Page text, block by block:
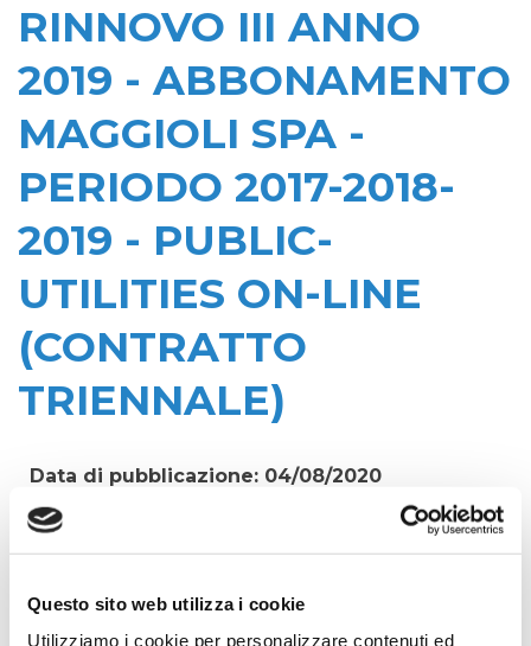
Questo sito web utilizza i cookie
Utilizziamo i cookie per personalizzare contenuti ed
RINNOVO III ANNO
2019 - ABBONAMENTO
MAGGIOLI SPA -
PERIODO 2017-2018-
2019 - PUBLIC-
UTILITIES ON-LINE
(CONTRATTO
TRIENNALE)
Data di pubblicazione: 04/08/2020
CIG:
'Irisacqua srl P.I./C.F. 01070220312. - Ufficio